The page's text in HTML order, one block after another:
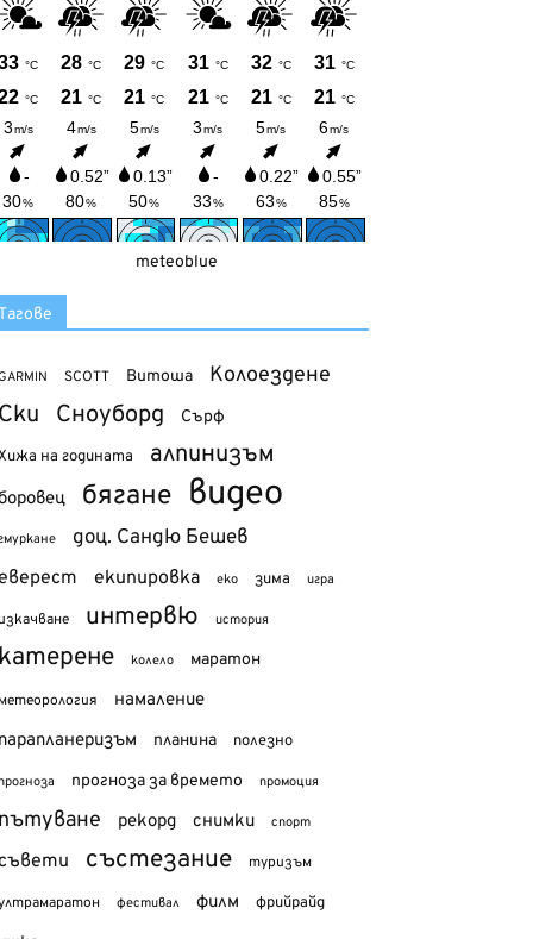
meteoblue
SCOTT Витоша Колоездене
Сноуборд Сърф
на годината алпинизъм
бягане видео
доц. Сандю Бешев
екипировка еко зима игра
интервю история
колело маратон
намаление
планина полезно
прогноза за времето промоция
рекорд снимки спорт
състезание туризъм
фестивал филм фрийрайд